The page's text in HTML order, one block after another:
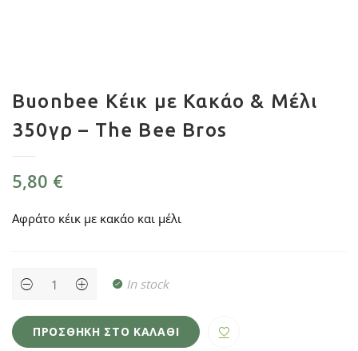
Buonbee Κέικ με Κακάο & Μέλι
350γρ – The Bee Bros
5,80 €
Αφράτο κέικ με κακάο και μέλι
Buonbee
Κέικ
Κακάο
Μέλι
In stock
ΠΡΟΣΘΉΚΗ ΣΤΟ ΚΑΛΆΘΙ